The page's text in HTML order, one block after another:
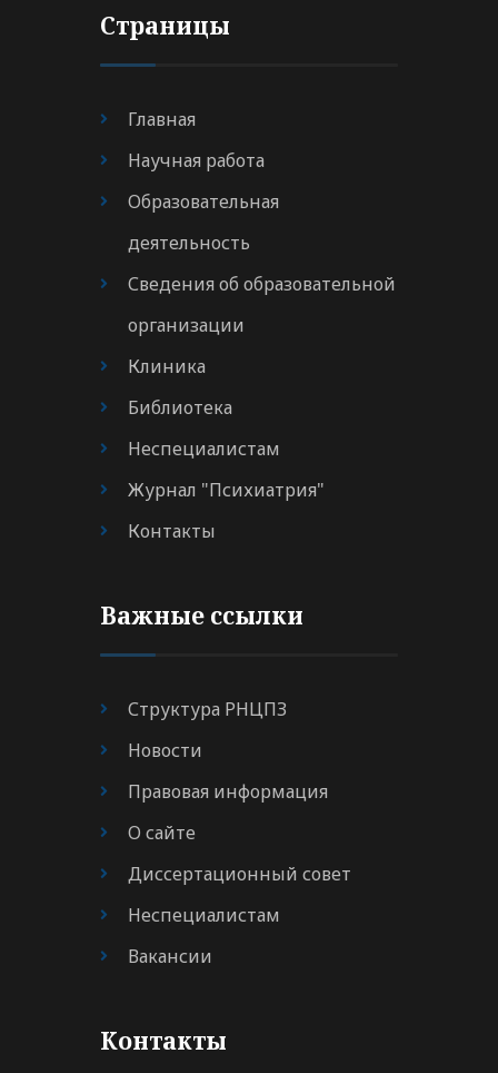
Страницы
Главная
Научная работа
Образовательная
деятельность
Сведения об образовательной
организации
Клиника
Библиотека
Неспециалистам
Журнал "Психиатрия"
Контакты
Важные ссылки
Структура РНЦПЗ
Новости
Правовая информация
О сайте
Диссертационный совет
Неспециалистам
Вакансии
Контакты